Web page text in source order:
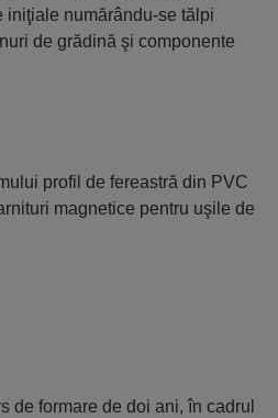
iniţiale numărându-se tălpi
de grădină şi componente
profil de fereastră din PVC
magnetice pentru uşile de
de formare de doi ani, în cadrul